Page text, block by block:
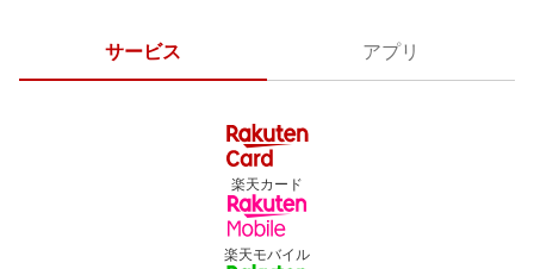
サービス アプリ
楽天カード
楽天モバイル